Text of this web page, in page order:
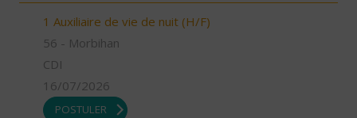
1 Auxiliaire de vie de nuit (H/F)
56 - Morbihan
CDI
16/07/2026
POSTULER